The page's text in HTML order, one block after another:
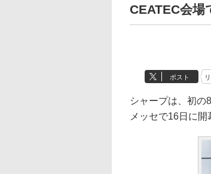
CEATEC会場
ポスト
シャープは、初の
メッセで16日に